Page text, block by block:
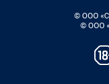
© ООО
© ООО